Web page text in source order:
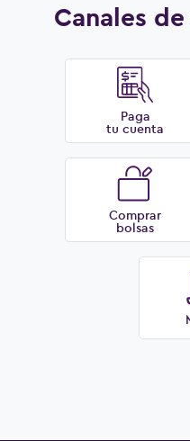
Ver
Canales
Paga
tu cuenta
Comprar
bolsas